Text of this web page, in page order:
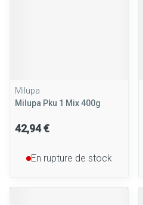
Milupa
Milupa Pku 1 Mix 400g
42,94 €
En rupture de stock